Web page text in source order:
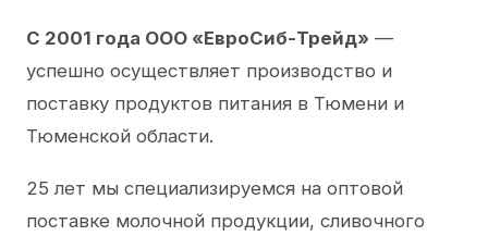
С 2001 года ООО «ЕвроСиб-Трейд» —
успешно осуществляет производство и
поставку продуктов питания в Тюмени и
Тюменской области.
25 лет мы специализируемся на оптовой
поставке молочной продукции, сливочного